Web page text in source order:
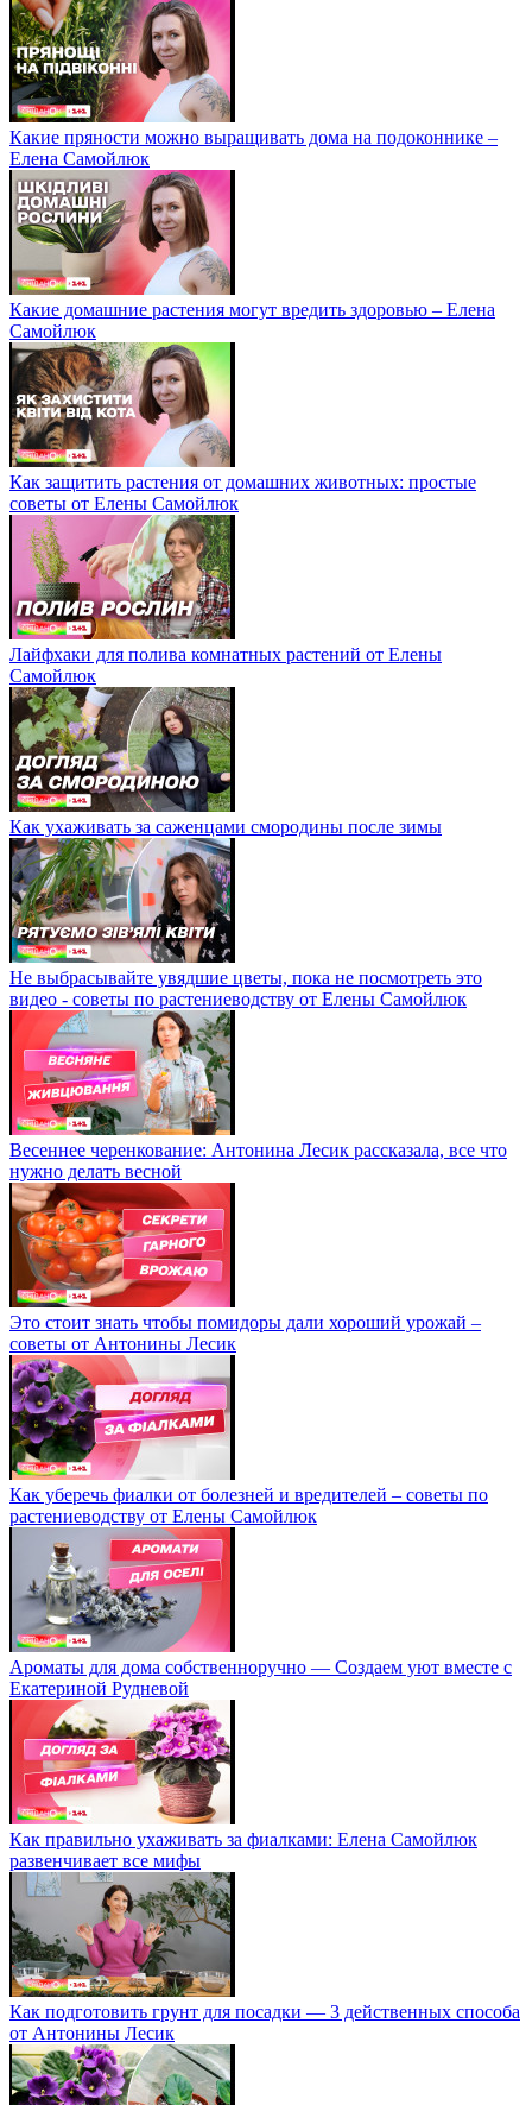
Какие пряности можно выращивать дома на подоконнике –
Елена Самойлюк
Какие домашние растения могут вредить здоровью – Елена
Самойлюк
Как защитить растения от домашних животных: простые
советы от Елены Самойлюк
Лайфхаки для полива комнатных растений от Елены
Самойлюк
Как ухаживать за саженцами смородины после зимы
Не выбрасывайте увядшие цветы, пока не посмотреть это
видео - советы по растениеводству от Елены Самойлюк
Весеннее черенкование: Антонина Лесик рассказала, все что
нужно делать весной
Это стоит знать чтобы помидоры дали хороший урожай –
советы от Антонины Лесик
Как уберечь фиалки от болезней и вредителей – советы по
растениеводству от Елены Самойлюк
Ароматы для дома собственноручно — Создаем уют вместе с
Екатериной Рудневой
Как правильно ухаживать за фиалками: Елена Самойлюк
развенчивает все мифы
Как подготовить грунт для посадки — 3 действенных способа
от Антонины Лесик